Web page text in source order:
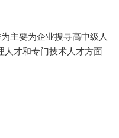
主要为企业搜寻高中级人
人才和专门技术人才方面